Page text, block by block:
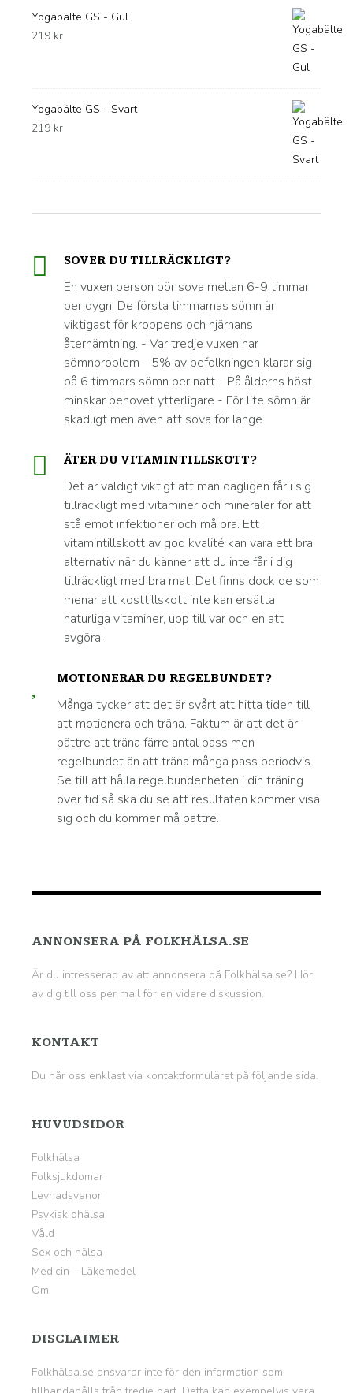
Yogabälte GS - Gul
219 kr
Yogabälte GS - Svart
219 kr
SOVER DU TILLRÄCKLIGT?
En vuxen person bör sova mellan 6-9 timmar
per dygn. De första timmarnas sömn är
viktigast för kroppens och hjärnans
återhämtning. - Var tredje vuxen har
sömnproblem - 5% av befolkningen klarar sig
på 6 timmars sömn per natt - På ålderns höst
minskar behovet ytterligare - För lite sömn är
skadligt men även att sova för länge
ÄTER DU VITAMINTILLSKOTT?
Det är väldigt viktigt att man dagligen får i sig
tillräckligt med vitaminer och mineraler för att
stå emot infektioner och må bra. Ett
vitamintillskott av god kvalité kan vara ett bra
alternativ när du känner att du inte får i dig
tillräckligt med bra mat. Det finns dock de som
menar att kosttillskott inte kan ersätta
naturliga vitaminer, upp till var och en att
avgöra.
MOTIONERAR DU REGELBUNDET?
Många tycker att det är svårt att hitta tiden till
att motionera och träna. Faktum är att det är
bättre att träna färre antal pass men
regelbundet än att träna många pass periodvis.
Se till att hålla regelbundenheten i din träning
över tid så ska du se att resultaten kommer visa
sig och du kommer må bättre.
ANNONSERA PÅ FOLKHÄLSA.SE
Är du intresserad av att annonsera på Folkhälsa.se? Hör
av dig till oss per mail för en vidare diskussion.
KONTAKT
Du når oss enklast via kontaktformuläret på följande sida.
HUVUDSIDOR
Folkhälsa
Folksjukdomar
Levnadsvanor
Psykisk ohälsa
Våld
Sex och hälsa
Medicin – Läkemedel
Om
DISCLAIMER
Folkhälsa.se ansvarar inte för den information som